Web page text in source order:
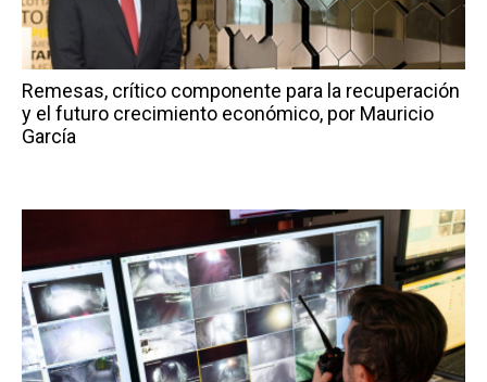
Remesas, crítico componente para la recuperación
y el futuro crecimiento económico, por Mauricio
García